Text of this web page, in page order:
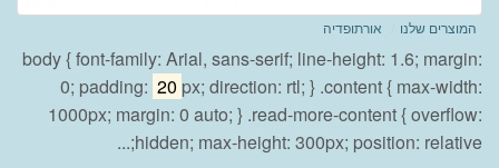
המוצרים שלנו אורתופדיה
body { font-family: Arial, sans-serif; line-height: 1.6; margin:
0; padding: 20 px; direction: rtl; } .content { max-width:
1000px; margin: 0 auto; } .read-more-content { overflow:
hidden; max-height: 300px; position: relative;...